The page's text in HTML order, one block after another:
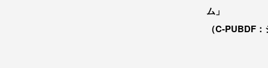
ム」
（C-PUBDF